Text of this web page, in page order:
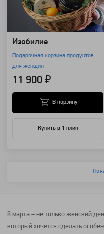
Изобилие
Подарочная корзина продуктов
для женщин
11 900 ₽
Купить в 1 клик
В корзину
8 марта – не только женский
который хочется сделать